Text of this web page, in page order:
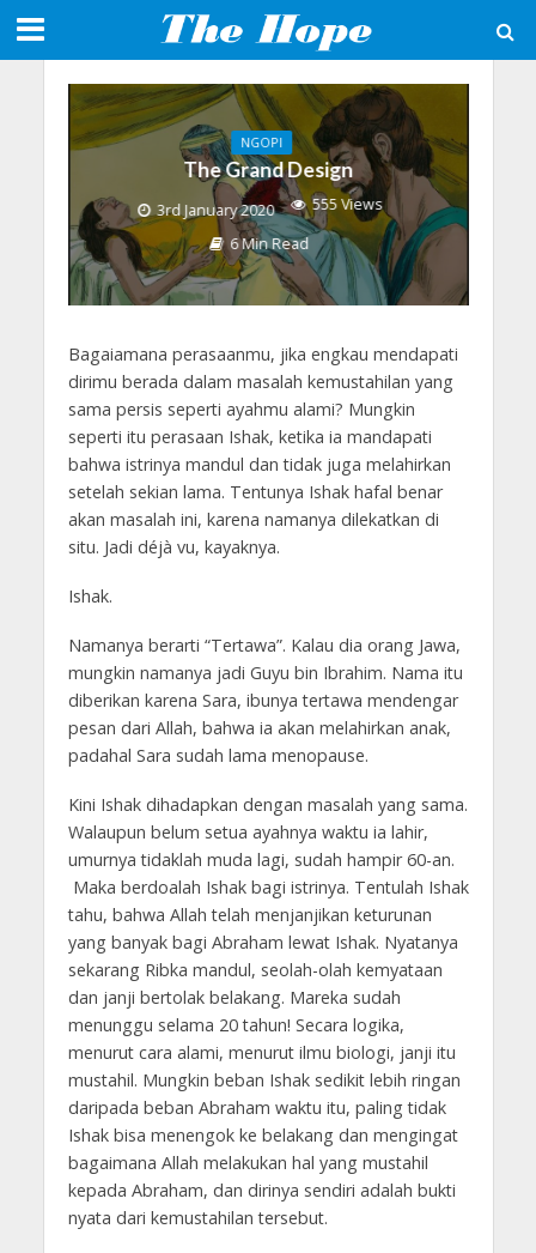
NGOPI
The Grand Design
3rd January 2020
555 Views
6 Min Read
Bagaiamana perasaanmu, jika engkau mendapati
dirimu berada dalam masalah kemustahilan yang
sama persis seperti ayahmu alami? Mungkin
seperti itu perasaan Ishak, ketika ia mandapati
bahwa istrinya mandul dan tidak juga melahirkan
setelah sekian lama. Tentunya Ishak hafal benar
akan masalah ini, karena namanya dilekatkan di
situ. Jadi déjà vu, kayaknya.
Ishak.
Namanya berarti “Tertawa”. Kalau dia orang Jawa,
mungkin namanya jadi Guyu bin Ibrahim. Nama itu
diberikan karena Sara, ibunya tertawa mendengar
pesan dari Allah, bahwa ia akan melahirkan anak,
padahal Sara sudah lama menopause.
Kini Ishak dihadapkan dengan masalah yang sama.
Walaupun belum setua ayahnya waktu ia lahir,
umurnya tidaklah muda lagi, sudah hampir 60-an.
Maka berdoalah Ishak bagi istrinya. Tentulah Ishak
tahu, bahwa Allah telah menjanjikan keturunan
yang banyak bagi Abraham lewat Ishak. Nyatanya
sekarang Ribka mandul, seolah-olah kemyataan
dan janji bertolak belakang. Mareka sudah
menunggu selama 20 tahun! Secara logika,
menurut cara alami, menurut ilmu biologi, janji itu
mustahil. Mungkin beban Ishak sedikit lebih ringan
daripada beban Abraham waktu itu, paling tidak
Ishak bisa menengok ke belakang dan mengingat
bagaimana Allah melakukan hal yang mustahil
kepada Abraham, dan dirinya sendiri adalah bukti
nyata dari kemustahilan tersebut.